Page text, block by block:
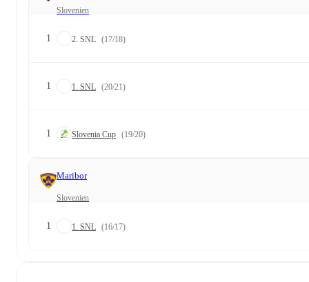
Slovenien
1 2. SNL (17/18)
1 1. SNL (20/21)
1 Slovenia Cup (19/20)
Maribor
Slovenien
1 1. SNL (16/17)